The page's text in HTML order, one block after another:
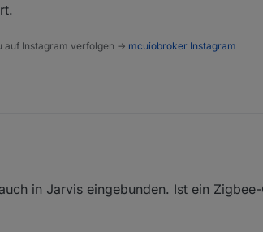
auf Instagram verfolgen -> mcuiobroker Instagram
in Jarvis eingebunden. Ist ein Zigbee-